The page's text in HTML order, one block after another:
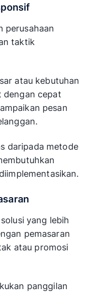
perusahaan
taktik
atau kebutuhan
dengan cepat
pesan
daripada metode
yang lebih
pemasaran
atau promosi
panggilan